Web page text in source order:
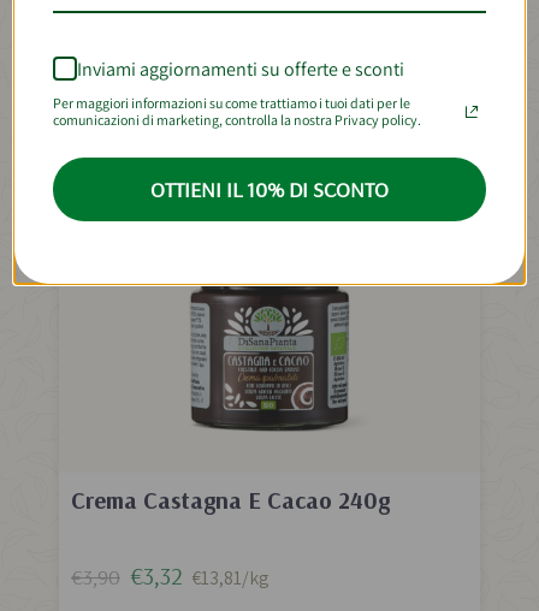
Crema Castagna E Cacao 240g
-15%
BEST SELLER
€3,90 €3,32 €13,81/kg
Inviami aggiornamenti su offerte e sconti
Per maggiori informazioni su come trattiamo i tuoi dati per le
comunicazioni di marketing, controlla la nostra Privacy policy.
OTTIENI IL 10% DI SCONTO